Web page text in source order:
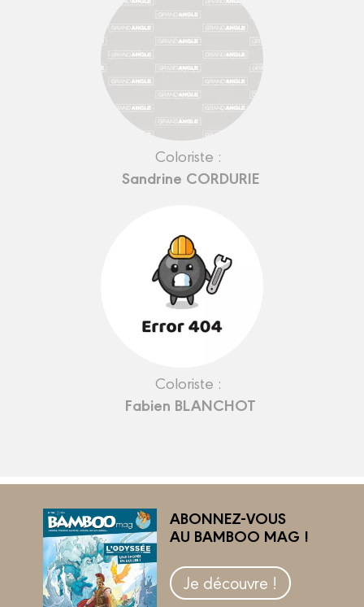
Coloriste :
Sandrine CORDURIE
Coloriste :
Fabien BLANCHOT
ABONNEZ-VOUS
AU BAMBOO MAG !
Je découvre !